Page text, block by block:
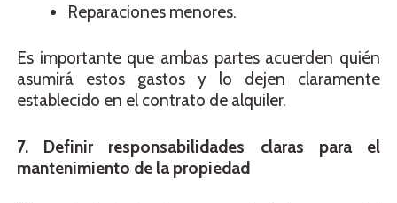
Reparaciones menores.
Es importante que ambas partes acuerden quién
asumirá estos gastos y lo dejen claramente
establecido en el contrato de alquiler.
7. Definir responsabilidades claras para el
mantenimiento de la propiedad